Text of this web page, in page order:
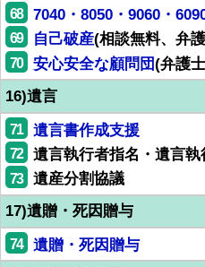
68 7040・8050・9060・
69 自己破産(相談無料、弁
70 安心安全な顧問団(弁護
16)遺言
71 遺言書作成支援
72 遺言執行者指名・遺言執
73
遺産分割協議
17)遺贈・死因贈与
74
遺贈・死因贈与